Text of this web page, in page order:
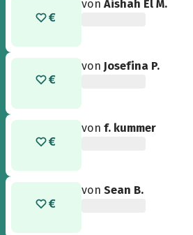
vonAishah El M.
von Josefina P.
vonf. kummer
vonSean B.